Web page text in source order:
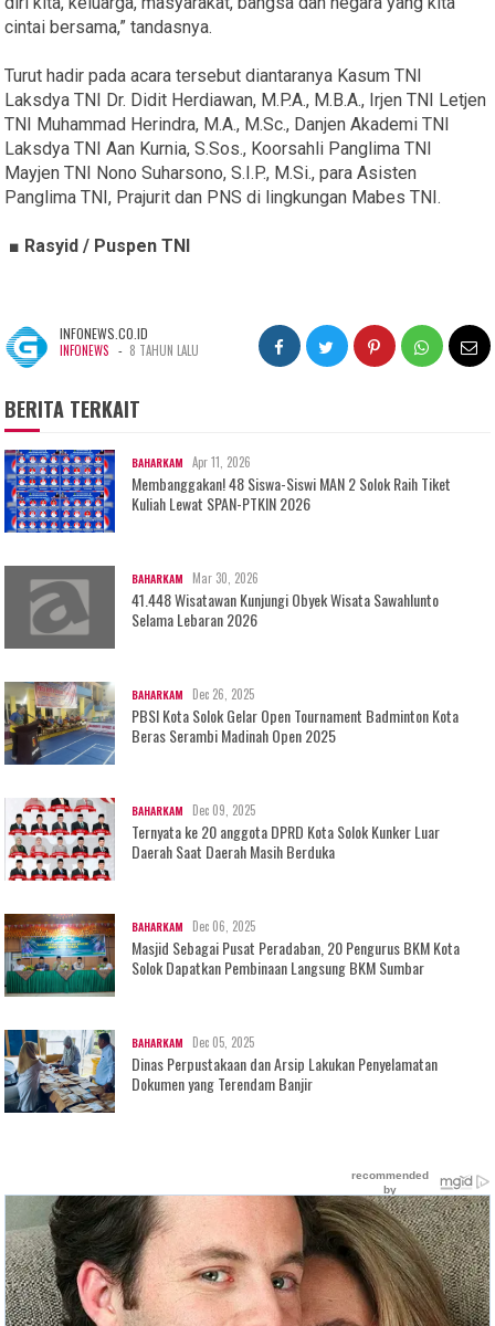
cintai bersama,” tandasnya.
Turut hadir pada acara tersebut diantaranya Kasum TNI
Laksdya TNI Dr. Didit Herdiawan, M.P.A., M.B.A., Irjen TNI Letjen
TNI Muhammad Herindra, M.A., M.Sc., Danjen Akademi TNI
Laksdya TNI Aan Kurnia, S.Sos., Koorsahli Panglima TNI
Mayjen TNI Nono Suharsono, S.I.P., M.Si., para Asisten
Panglima TNI, Prajurit dan PNS di lingkungan Mabes TNI.
■ Rasyid / Puspen TNI
INFONEWS.CO.ID
INFONEWS - 8 TAHUN LALU
BERITA TERKAIT
BAHARKAM Apr 11, 2026
Membanggakan! 48 Siswa-Siswi MAN 2 Solok Raih Tiket
Kuliah Lewat SPAN-PTKIN 2026
BAHARKAM Mar 30, 2026
41.448 Wisatawan Kunjungi Obyek Wisata Sawahlunto
Selama Lebaran 2026
BAHARKAM Dec 26, 2025
PBSI Kota Solok Gelar Open Tournament Badminton Kota
Beras Serambi Madinah Open 2025
BAHARKAM Dec 09, 2025
Ternyata ke 20 anggota DPRD Kota Solok Kunker Luar
Daerah Saat Daerah Masih Berduka
BAHARKAM Dec 06, 2025
Masjid Sebagai Pusat Peradaban, 20 Pengurus BKM Kota
Solok Dapatkan Pembinaan Langsung BKM Sumbar
BAHARKAM Dec 05, 2025
Dinas Perpustakaan dan Arsip Lakukan Penyelamatan
Dokumen yang Terendam Banjir